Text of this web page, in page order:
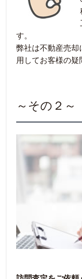
す。
弊社は不動産売却
用してお客様の疑
～その２